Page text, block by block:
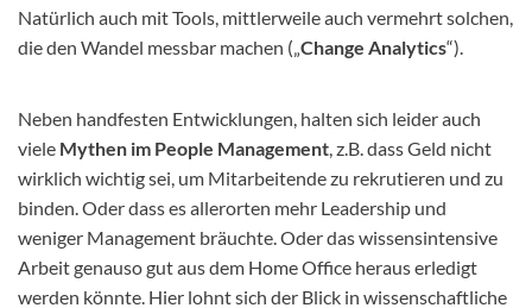
Natürlich auch mit Tools, mittlerweile auch vermehrt solchen,
die den Wandel messbar machen („Change Analytics“).
Neben handfesten Entwicklungen, halten sich leider auch
viele Mythen im People Management, z.B. dass Geld nicht
wirklich wichtig sei, um Mitarbeitende zu rekrutieren und zu
binden. Oder dass es allerorten mehr Leadership und
weniger Management bräuchte. Oder das wissensintensive
Arbeit genauso gut aus dem Home Office heraus erledigt
werden könnte. Hier lohnt sich der Blick in wissenschaftliche